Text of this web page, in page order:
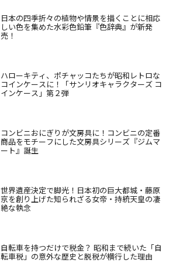
日本の四季折々の植物や情景を描くことに相応
しい色を集めた水彩色鉛筆『色辞典』が新発
売！
ハローキティ、ポチャッコたちが昭和レトロな
コインケースに！「サンリオキャラクターズ コ
インケース」第２弾
コンビニおにぎりが文房具に！コンビニの定番
商品をモチーフにした文房具シリーズ『ジムマ
ート』誕生
世界遺産決定で脚光！日本初の巨大都城・藤原
京を創り上げた知られざる女帝・持統天皇の凄
絶な執念
自転車を持つだけで税金？ 昭和まで続いた「自
転車税」の意外な歴史と脱税が横行した理由